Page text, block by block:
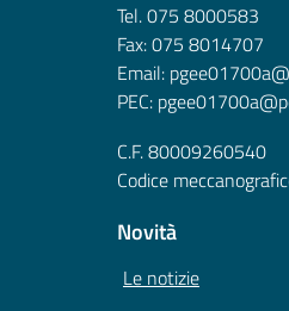
Tel. 075 8000583
Fax: 075 8014707
Email:
PEC:
C.F. 80009260540
Codice
Novità
Le notizie